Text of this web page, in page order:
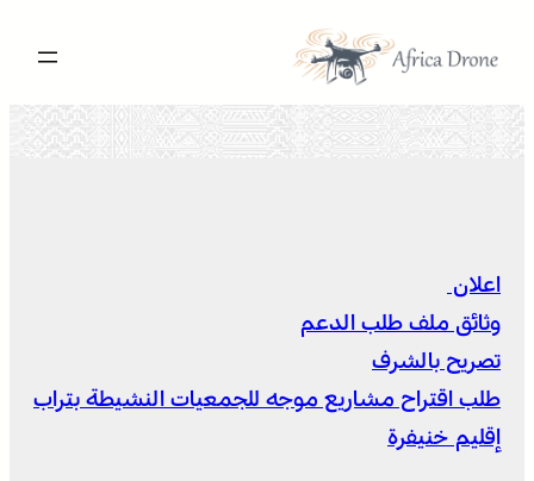
المحتوى
اعلان
وثائق ملف طلب الدعم
تصريح بالشرف
طلب اقتراح مشاريع موجه للجمعيات النشيطة بتراب
إقليم خنيفرة